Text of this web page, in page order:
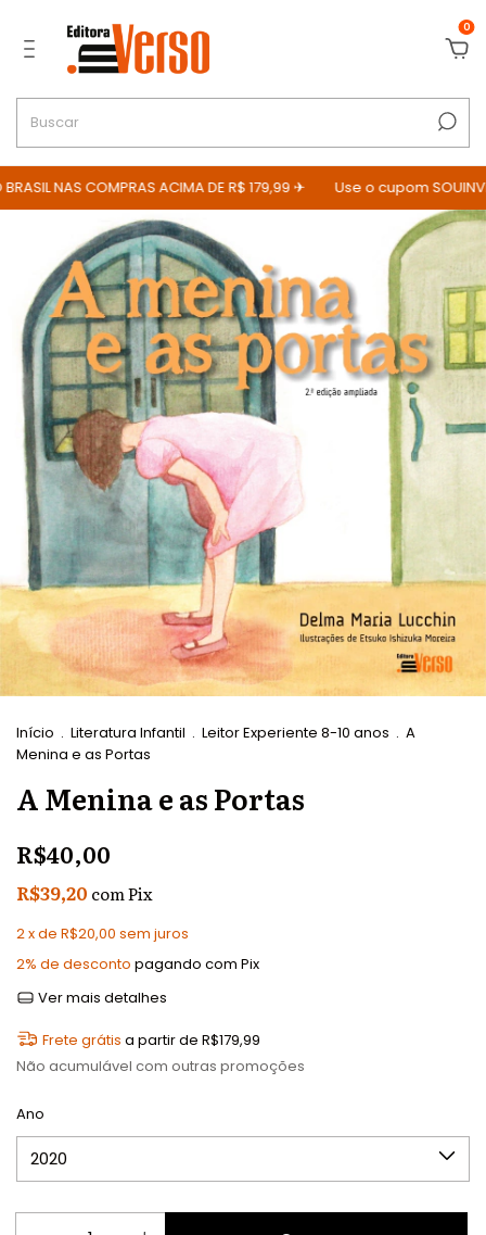
0
NAS COMPRAS ACIMA DE R$ 179,99 ✈ Use o cupom
Início . Literatura Infantil . Leitor Experiente 8-10 anos . A
Menina e as Portas
A Menina e as Portas
R$40,00
R$39,20 comPix
2x de R$20,00 sem juros
2% de desconto pagando com Pix
Ver mais detalhes
Frete grátis a partir de R$179,99
Não acumulável com outras promoções
Ano